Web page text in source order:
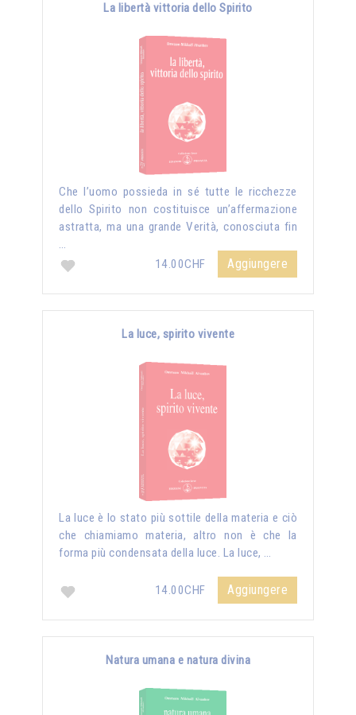
La libertà vittoria dello Spirito
Che l’uomo possieda in sé tutte le ricchezze
dello Spirito non costituisce un’affermazione
astratta, ma una grande Verità, conosciuta fin
…
14.00CHF
Aggiungere
La luce, spirito vivente
La luce è lo stato più sottile della materia e ciò
che chiamiamo materia, altro non è che la
forma più condensata della luce. La luce, …
14.00CHF Aggiungere
Natura umana e natura divina